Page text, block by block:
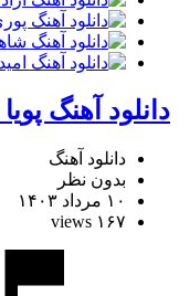
دانلود آهنگ
دانلود آهنگ
بدون نظر
۱۰ مرداد ۱۴۰۳
۱۶۷ views